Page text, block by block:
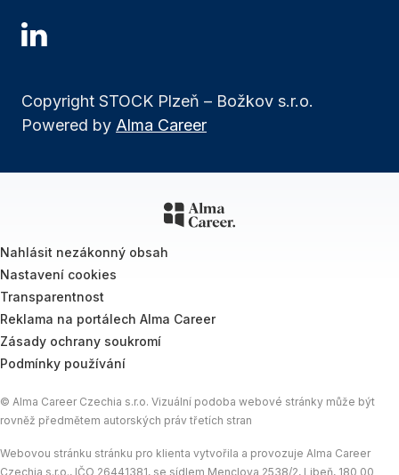
Copyright STOCK Plzeň – Božkov s.r.o.
Powered by Alma Career
Nahlásit nezákonný obsah
Nastavení cookies
Transparentnost
Reklama na portálech Alma Career
Zásady ochrany soukromí
Podmínky používání
© Alma Career Czechia s.r.o. Vizuální podoba webové stránky může být
rovněž předmětem autorských práv třetích stran
Webovou stránku stránku pro klienta vytvořila a provozuje Alma Career
Czechia s.r.o., IČO 26441381, se sídlem Menclova 2538/2, Libeň, 180 00